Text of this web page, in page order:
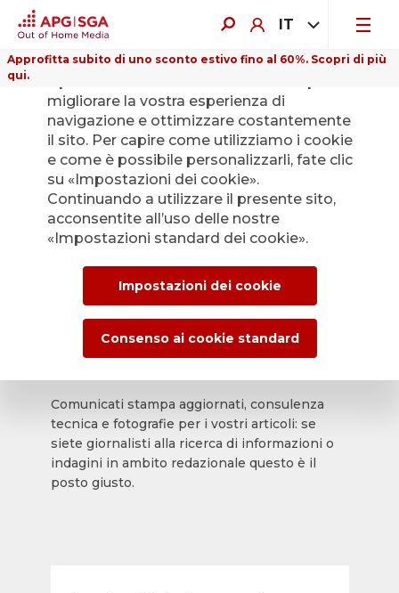
IT
Approfitta subito di uno sconto estivo fino al 60%. Scopri di più
qui.
Indietro
L’Ufficio stampa di
APG|SGA per le
news e i comunicati
stampa.
Comunicati stampa aggiornati, consulenza
tecnica e fotografie per i vostri articoli: se
siete giornalisti alla ricerca di informazioni o
indagini in ambito redazionale questo è il
posto giusto.
migliorare la vostra esperienza di
navigazione e ottimizzare costantemente
il sito. Per capire come utilizziamo i cookie
e come è possibile personalizzarli, fate clic
su «Impostazioni dei cookie».
Continuando a utilizzare il presente sito,
acconsentite all’uso delle nostre
«Impostazioni standard dei cookie».
Impostazioni dei cookie
Consenso ai cookie standard